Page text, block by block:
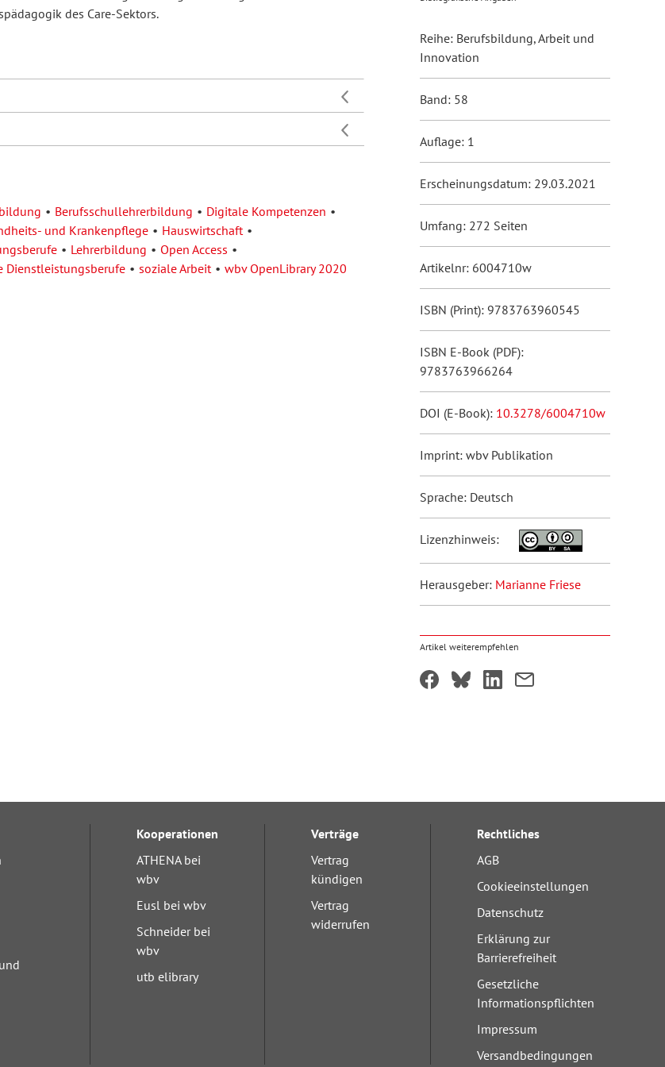
des Care-Sektors.
Berufsschullehrerbildung
Digitale Kompetenzen
und Krankenpflege
Hauswirtschaft
Lehrerbildung
Open Access
Dienstleistungsberufe
soziale Arbeit wbv OpenLibrary 2020
Reihe: Berufsbildung, Arbeit und
Innovation
Band: 58
Auflage: 1
Erscheinungsdatum: 29.03.2021
Umfang: 272 Seiten
Artikelnr: 6004710w
ISBN (Print): 9783763960545
ISBN E-Book (PDF):
9783763966264
DOI (E-Book): 10.3278/6004710w
Imprint: wbv Publikation
Sprache: Deutsch
Lizenzhinweis:
Herausgeber: Marianne Friese
Artikel weiterempfehlen
Kooperationen
ATHENA bei
wbv
Eusl bei wbv
Schneider bei
wbv
utb elibrary
Verträge
Vertrag
kündigen
Vertrag
widerrufen
Rechtliches
AGB
Cookieeinstellungen
Datenschutz
Erklärung zur
Barrierefreiheit
Gesetzliche
Informationspflichten
Impressum
Versandbedingungen